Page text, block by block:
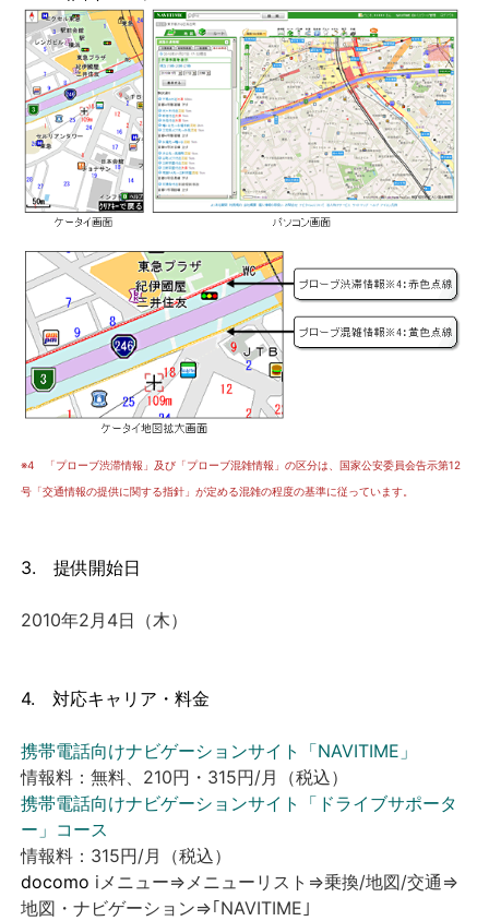
※4 「プローブ渋滞情報」及び「プローブ混雑情報」の区分は、国家公安委員会告示第12
号「交通情報の提供に関する指針」が定める混雑の程度の基準に従っています。
3. 提供開始日
2010年2月4日（木）
4. 対応キャリア・料金
携帯電話向けナビゲーションサイト「NAVITIME」
情報料：無料、210円・315円/月（税込）
携帯電話向けナビゲーションサイト「ドライブサポータ
ー」コース
情報料：315円/月（税込）
docomo iメニュー⇒メニューリスト⇒乗換/地図/交通⇒
地図・ナビゲーション⇒｢NAVITIME｣